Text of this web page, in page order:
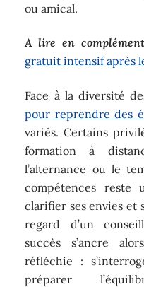
ou amical.
A lire en
gratuit intensif après
Face à la diversité
pour reprendre des
variés. Certains
formation à
l’alternance ou le
compétences
clarifier ses envies et
regard d’un
succès s’ancre
réfléchie :
préparer